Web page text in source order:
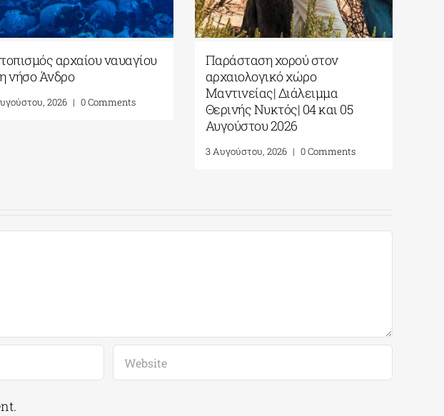
αρχαίου ναυαγίου
νήσο Άνδρο
2026 | 0 Comments
Παράσταση χορού στον
αρχαιολογικό χώρο
Μαντινείας| Διάλειμμα
Θερινής Νυκτός| 04 και 05
Αυγούστου 2026
3 Αυγούστου, 2026 | 0 Comments